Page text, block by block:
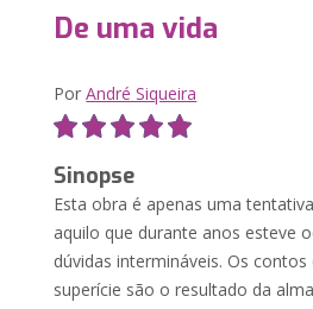
De uma vida
PorAndré Siqueira
Sinopse
Esta obra é apenas uma
aquilo que durante anos esteve
dúvidas intermináveis. Os
superície são o resultado da